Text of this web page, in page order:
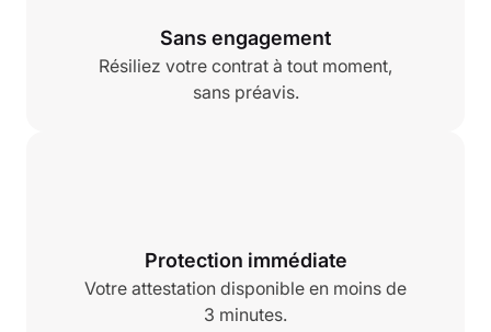
Sans engagement
Résiliez votre contrat à tout moment,
sans préavis.
Protection immédiate
Votre attestation disponible en moins de
3 minutes.